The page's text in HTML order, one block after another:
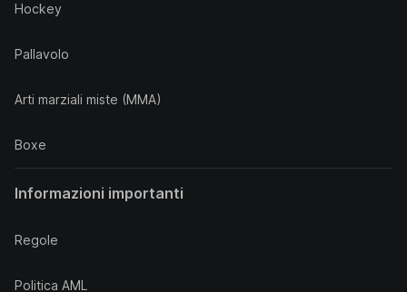
Hockey
Pallavolo
Arti marziali miste (MMA)
Boxe
Informazioni importanti
Regole
Politica AML